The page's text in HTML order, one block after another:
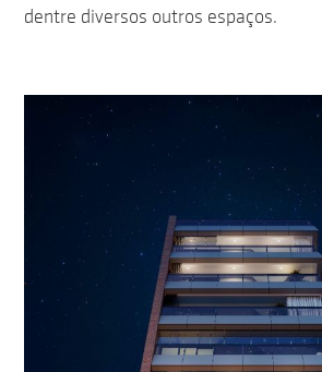
dentre diversos outros espaços.